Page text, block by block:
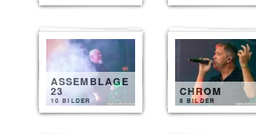
ASSEMBLAGE
23
10 BILDER
CHROM
8 BILDER